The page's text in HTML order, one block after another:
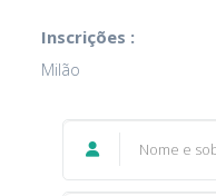
Inscrições :
Milão